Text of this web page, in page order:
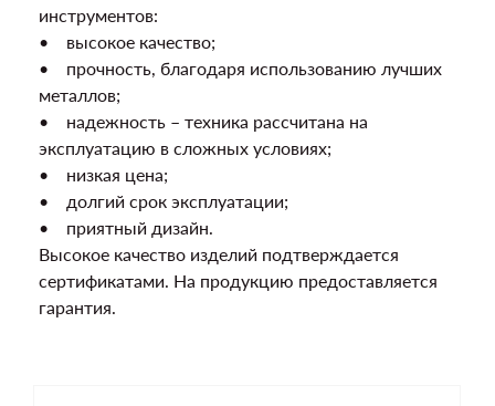
инструментов:
• высокое качество;
• прочность, благодаря использованию лучших
металлов;
• надежность – техника рассчитана на
эксплуатацию в сложных условиях;
• низкая цена;
• долгий срок эксплуатации;
• приятный дизайн.
Высокое качество изделий подтверждается
сертификатами. На продукцию предоставляется
гарантия.